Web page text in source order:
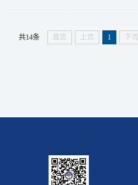
共14条 首页 上页 1 下页